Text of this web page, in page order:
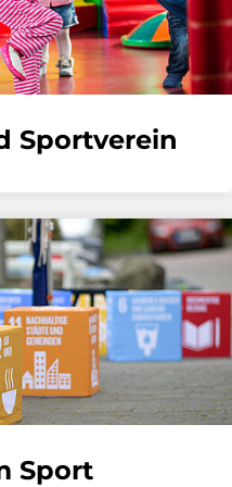
Sportverein
Sport